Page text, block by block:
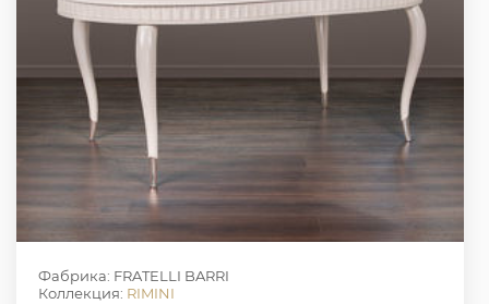
Фабрика: FRATELLI BARRI
Коллекция: RIMINI